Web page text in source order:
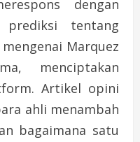
dengan
tentang
Marquez
menciptakan
Artikel opini
ahli menambah
bagaimana satu